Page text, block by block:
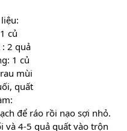
củ
2 quả
1 củ
mùi
quất
để ráo rồi nạo sợi nhỏ.
và 4-5 quả quất vào trộn